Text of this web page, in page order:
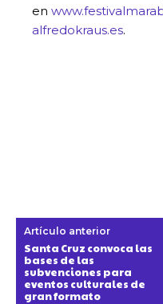
en
alfredokraus.es.
Artículo anterior
Santa Cruz convoca las
bases de las
subvenciones para
eventos culturales de
gran formato